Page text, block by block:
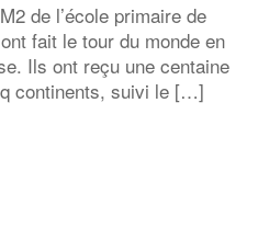
de l’école primaire de
fait le tour du monde en
Ils ont reçu une centaine
continents, suivi le […]